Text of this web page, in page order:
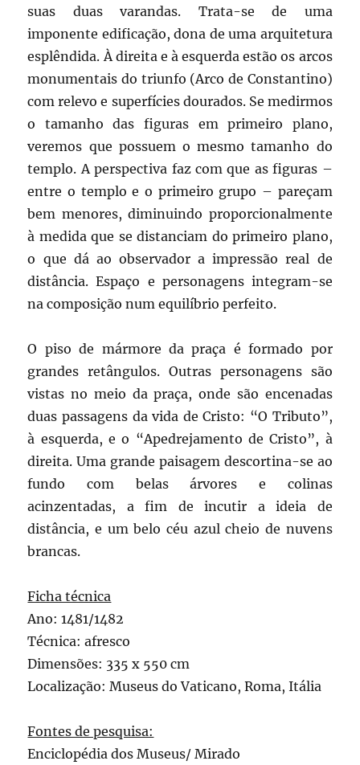
suas duas varandas. Trata-se de uma
imponente edificação, dona de uma arquitetura
esplêndida. À direita e à esquerda estão os arcos
monumentais do triunfo (Arco de Constantino)
com relevo e superfícies dourados. Se medirmos
o tamanho das figuras em primeiro plano,
veremos que possuem o mesmo tamanho do
templo. A perspectiva faz com que as figuras –
entre o templo e o primeiro grupo – pareçam
bem menores, diminuindo proporcionalmente
à medida que se distanciam do primeiro plano,
o que dá ao observador a impressão real de
distância. Espaço e personagens integram-se
na composição num equilíbrio perfeito.
O piso de mármore da praça é formado por
grandes retângulos. Outras personagens são
vistas no meio da praça, onde são encenadas
duas passagens da vida de Cristo: “O Tributo”,
à esquerda, e o “Apedrejamento de Cristo”, à
direita. Uma grande paisagem descortina-se ao
fundo com belas árvores e colinas
acinzentadas, a fim de incutir a ideia de
distância, e um belo céu azul cheio de nuvens
brancas.
Ficha técnica
Ano: 1481/1482
Técnica: afresco
Dimensões: 335 x 550 cm
Localização: Museus do Vaticano, Roma, Itália
Fontes de pesquisa:
Enciclopédia dos Museus/ Mirado